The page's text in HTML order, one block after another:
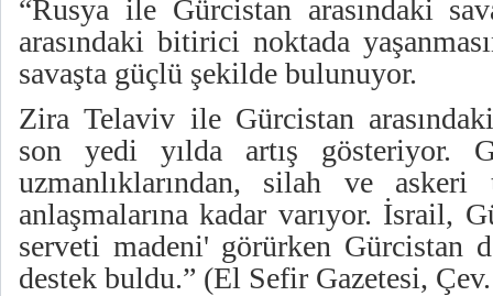
“Rusya ile Gürcistan arasındaki
arasındaki bitirici noktada
savaşta güçlü şekilde bulunuyor.
Zira Telaviv ile Gürcistan
son yedi yılda artış gösteriyor.
uzmanlıklarından, silah ve
anlaşmalarına kadar varıyor. İsrail,
serveti madeni' görürken Gürcistan
destek buldu.” (El Sefir Gazetesi,